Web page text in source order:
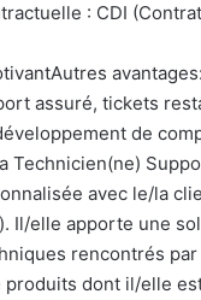
: CDI
assuré, tickets
de
Technicien(ne)
avec le/la
Il/elle apporte une
rencontrés
produits dont il/elle